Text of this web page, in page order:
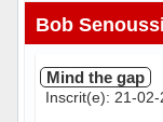
Hors ligne
Bob Senoussi
Mind the gap
Inscrit(e): 21-02-